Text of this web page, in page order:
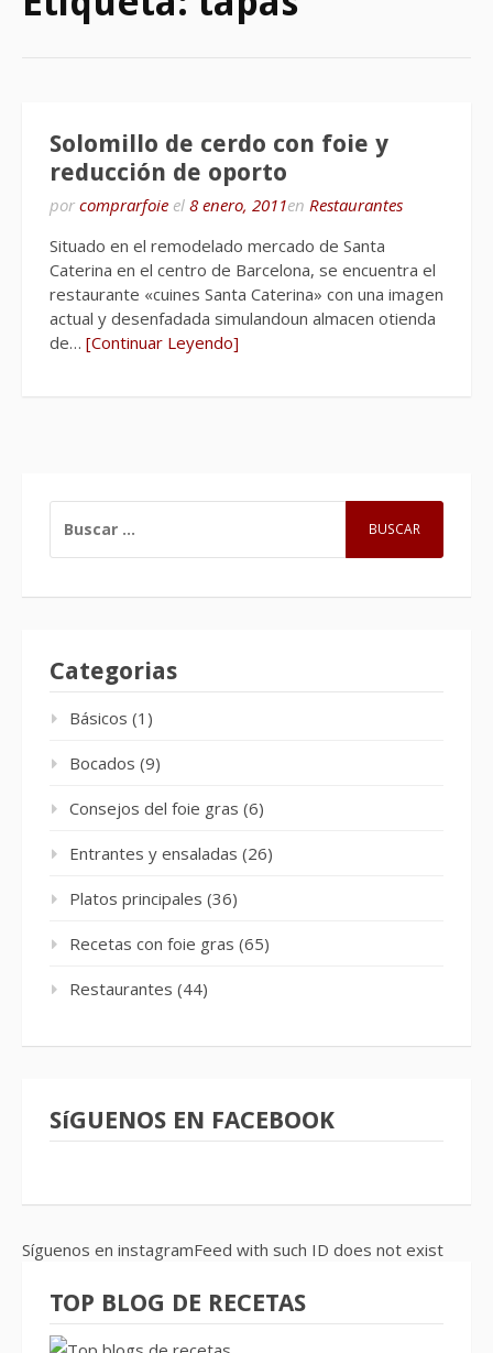
Solomillo de cerdo con foie y
reducción de oporto
por comprarfoie el 8 enero, 2011en Restaurantes
Situado en el remodelado mercado de Santa
Caterina en el centro de Barcelona, se encuentra el
restaurante «cuines Santa Caterina» con una imagen
actual y desenfadada simulandoun almacen otienda
de… [Continuar Leyendo]
Categorias
Básicos (1)
Bocados (9)
Consejos del foie gras (6)
Entrantes y ensaladas (26)
Platos principales (36)
Recetas con foie gras (65)
Restaurantes (44)
SíGUENOS EN FACEBOOK
Síguenos en instagramFeed with such ID does not exist
TOP BLOG DE RECETAS